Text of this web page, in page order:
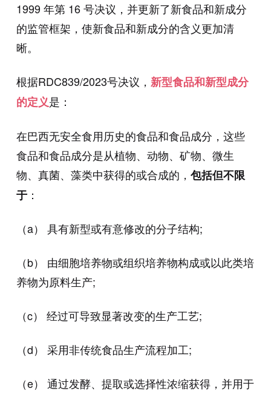
1999 年第 16 号决议，并更新了新食品和新成分
的监管框架，使新食品和新成分的含义更加清
晰。
根据RDC839/2023号决议， 新型食品和新型成分
的定义是：
在巴西无安全食用历史的食品和食品成分，这些
食品和食品成分是从植物、动物、矿物、微生
物、真菌、藻类中获得的或合成的， 包括但不限
于：
（a） 具有新型或有意修改的分子结构;
（b） 由细胞培养物或组织培养物构成或以此类培
养物为原料生产;
（c） 经过可导致显著改变的生产工艺;
（d） 采用非传统食品生产流程加工;
（e） 通过发酵、提取或选择性浓缩获得，并用于